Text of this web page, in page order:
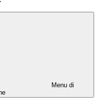
Menu di